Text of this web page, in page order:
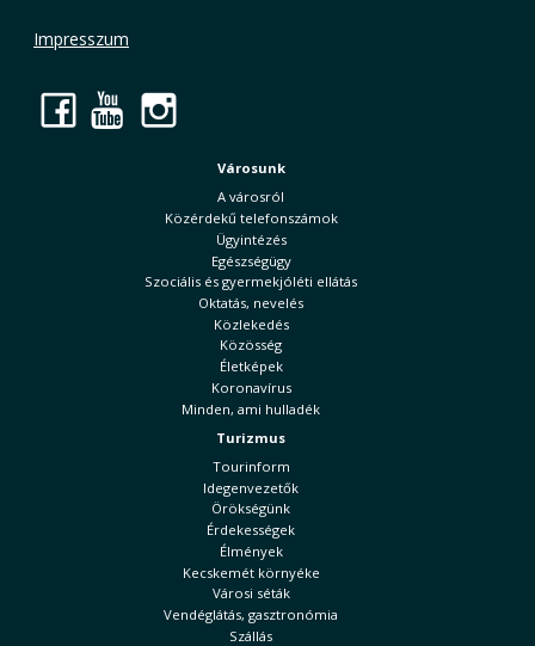
Impresszum
Facebook
YouTube
Városunk
A városról
Közérdekű telefonszámok
Ügyintézés
Egészségügy
Szociális és gyermekjóléti ellátás
Oktatás, nevelés
Közlekedés
Közösség
Életképek
Koronavírus
Minden, ami hulladék
Turizmus
Tourinform
Idegenvezetők
Örökségünk
Érdekességek
Élmények
Kecskemét környéke
Városi séták
Vendéglátás, gasztronómia
Szállás